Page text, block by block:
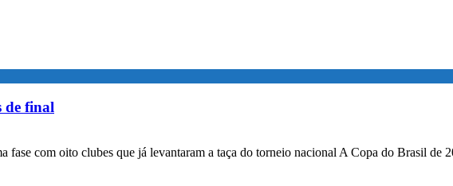
de final
com oito clubes que já levantaram a taça do torneio nacional A Copa do Brasil de